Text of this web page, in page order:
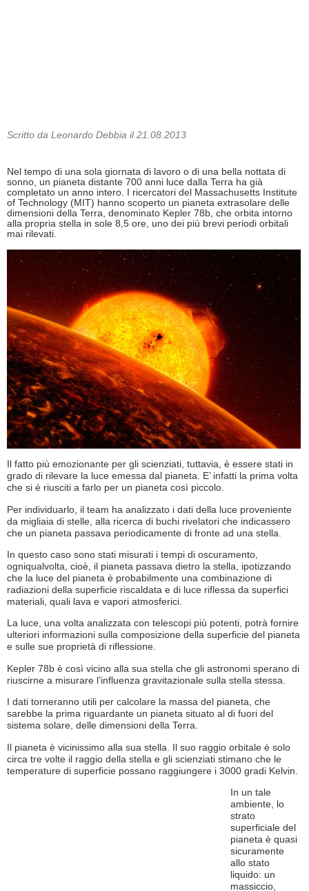
Scritto da Leonardo Debbia il 21.08.2013
Nel tempo di una sola giornata di lavoro o di una bella nottata di
sonno, un pianeta distante 700 anni luce dalla Terra ha già
completato un anno intero. I ricercatori del Massachusetts Institute
of Technology (MIT) hanno scoperto un pianeta extrasolare delle
dimensioni della Terra, denominato Kepler 78b, che orbita intorno
alla propria stella in sole 8,5 ore, uno dei più brevi periodi orbitali
mai rilevati.
Il fatto più emozionante per gli scienziati, tuttavia, è essere stati in
grado di rilevare la luce emessa dal pianeta. E’ infatti la prima volta
che si è riusciti a farlo per un pianeta così piccolo.
Per individuarlo, il team ha analizzato i dati della luce proveniente
da migliaia di stelle, alla ricerca di buchi rivelatori che indicassero
che un pianeta passava periodicamente di fronte ad una stella.
In questo caso sono stati misurati i tempi di oscuramento,
ogniqualvolta, cioè, il pianeta passava dietro la stella, ipotizzando
che la luce del pianeta è probabilmente una combinazione di
radiazioni della superficie riscaldata e di luce riflessa da superfici
materiali, quali lava e vapori atmosferici.
La luce, una volta analizzata con telescopi più potenti, potrà fornire
ulteriori informazioni sulla composizione della superficie del pianeta
e sulle sue proprietà di riflessione.
Kepler 78b è così vicino alla sua stella che gli astronomi sperano di
riuscirne a misurare l’influenza gravitazionale sulla stella stessa.
I dati torneranno utili per calcolare la massa del pianeta, che
sarebbe la prima riguardante un pianeta situato al di fuori del
sistema solare, delle dimensioni della Terra.
Il pianeta è vicinissimo alla sua stella. Il suo raggio orbitale è solo
circa tre volte il raggio della stella e gli scienziati stimano che le
temperature di superficie possano raggiungere i 3000 gradi Kelvin.
In un tale
ambiente, lo
strato
superficiale del
pianeta è quasi
sicuramente
allo stato
liquido: un
massiccio,